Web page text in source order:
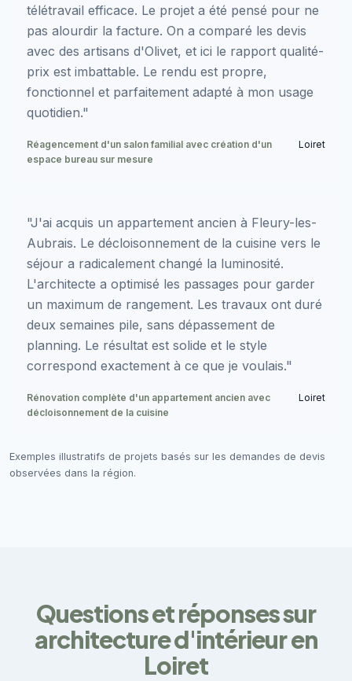
télétravail efficace. Le projet a été pensé pour ne
pas alourdir la facture. On a comparé les devis
avec des artisans d'Olivet, et ici le rapport qualité-
prix est imbattable. Le rendu est propre,
fonctionnel et parfaitement adapté à mon usage
quotidien."
Réagencement d'un salon familial avec création d'un
espace bureau sur mesure
Loiret
"J'ai acquis un appartement ancien à Fleury-les-
Aubrais. Le décloisonnement de la cuisine vers le
séjour a radicalement changé la luminosité.
L'architecte a optimisé les passages pour garder
un maximum de rangement. Les travaux ont duré
deux semaines pile, sans dépassement de
planning. Le résultat est solide et le style
correspond exactement à ce que je voulais."
Rénovation complète d'un appartement ancien avec
décloisonnement de la cuisine
Loiret
Exemples illustratifs de projets basés sur les demandes de devis
observées dans la région.
Questions et réponses sur
architecture d'intérieur en
Loiret